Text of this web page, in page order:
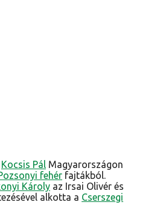
Kocsis Pál Magyarországon
fehér fajtákból.
Károly az Irsai Olivér és
alkotta a Cserszegi